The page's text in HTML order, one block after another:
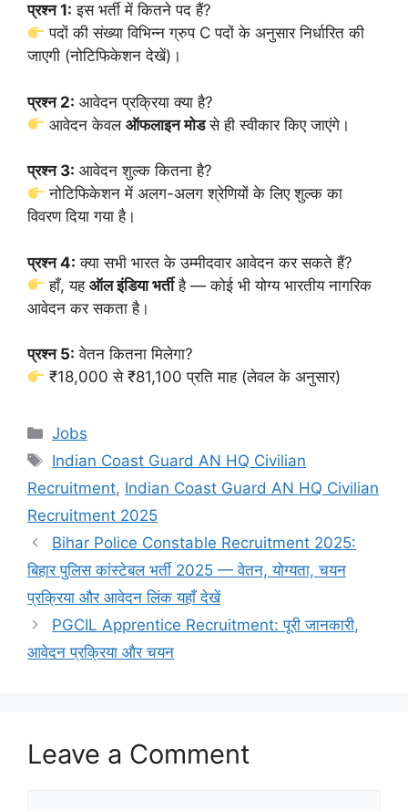
प्रश्न 1: इस भर्ती में कितने पद हैं?
पदों की संख्या विभिन्न ग्रुप C पदों के अनुसार निर्धारित की
जाएगी (नोटिफिकेशन देखें)।
प्रश्न 2: आवेदन प्रक्रिया क्या है?
आवेदन केवलऑफलाइन मोडसे ही स्वीकार किए जाएंगे।
प्रश्न 3: आवेदन शुल्क कितना है?
नोटिफिकेशन में अलग-अलग श्रेणियों के लिए शुल्क का
विवरण दिया गया है।
प्रश्न 4: क्या सभी भारत के उम्मीदवार आवेदन कर सकते हैं?
हाँ, यहऑल इंडिया भर्तीहै — कोई भी योग्य भारतीय नागरिक
आवेदन कर सकता है।
प्रश्न 5: वेतन कितना मिलेगा?
₹18,000 से ₹81,100 प्रति माह (लेवल के अनुसार)
Categories
Jobs
Tags
Indian Coast Guard AN HQ Civilian
Recruitment, Indian Coast Guard AN HQ Civilian
Recruitment 2025
Bihar Police Constable Recruitment 2025:
बिहार पुलिस कांस्टेबल भर्ती 2025 — वेतन, योग्यता, चयन
प्रक्रिया और आवेदन लिंक यहाँ देखें
PGCIL Apprentice Recruitment: पूरी जानकारी,
आवेदन प्रक्रिया और चयन
Leave a Comment